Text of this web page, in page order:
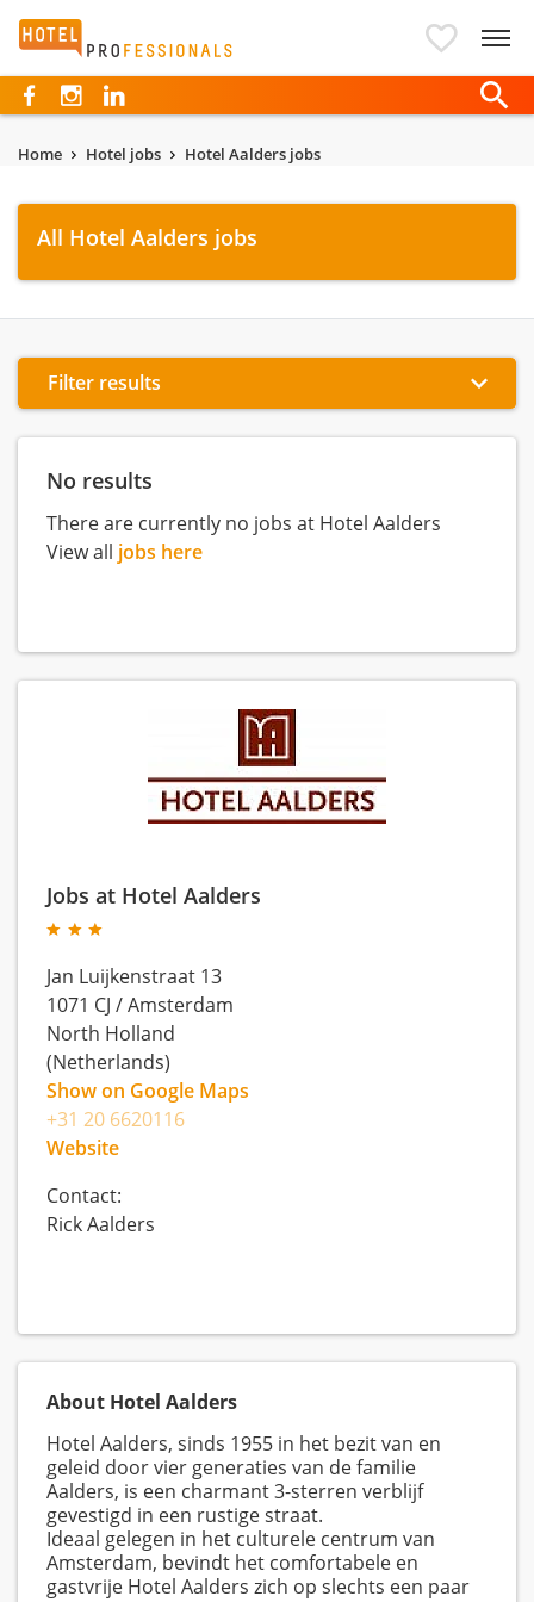
Hotelprofessionals
Home Hotel jobs Hotel Aalders jobs
All Hotel Aalders jobs
Filter results
No results
There are currently no jobs at Hotel Aalders
View all jobs here
Jobs at Hotel Aalders
Jan Luijkenstraat 13
1071 CJ /Amsterdam
North Holland
(Netherlands)
Show on Google Maps
+31 20 6620116
Website
Contact:
Rick Aalders
About Hotel Aalders
Hotel Aalders, sinds 1955 in het bezit van en
geleid door vier generaties van de familie
Aalders, is een charmant 3-sterren verblijf
gevestigd in een rustige straat.
Ideaal gelegen in het culturele centrum van
Amsterdam, bevindt het comfortabele en
gastvrije Hotel Aalders zich op slechts een paar